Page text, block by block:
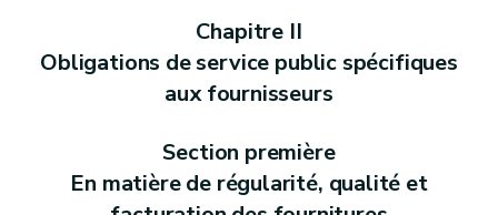
Chapitre II
Obligations de service public spécifiques
aux fournisseurs
Section première
En matière de régularité, qualité et